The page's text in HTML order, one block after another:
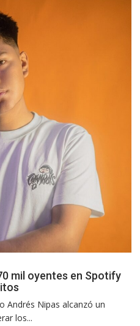
mil oyentes en Spotify
Andrés Nipas alcanzó un
los...